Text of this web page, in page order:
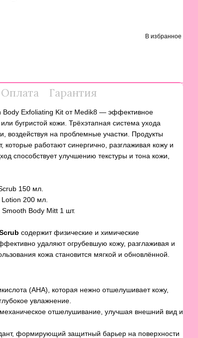
В избранное
Оплата Гарантия
Exfoliating Kit от Medik8 — эффективное
бугристой кожи. Трёхэтапная система ухода
на проблемные участки. Продукты
которые работают синергично, разглаживая кожу и
способствует улучшению текстуры и тона кожи,
150 мл.
200 мл.
Body Mitt 1 шт.
содержит физические и химические
удаляют огрубевшую кожу, разглаживая и
кожа становится мягкой и обновлённой.
(AHA), которая нежно отшелушивает кожу,
увлажнение.
отшелушивание, улучшая внешний вид и
формирующий защитный барьер на поверхности